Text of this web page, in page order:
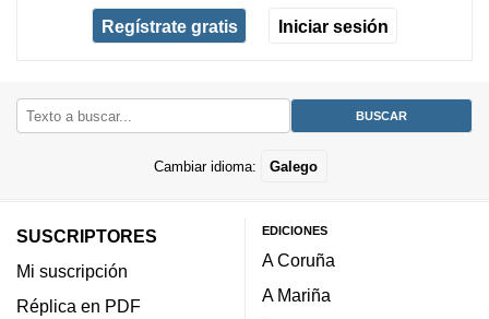
Regístrate gratis Iniciar sesión
Cambiar idioma: Galego
SUSCRIPTORES
Mi suscripción
Réplica en PDF
EDICIONES
A Coruña
A Mariña